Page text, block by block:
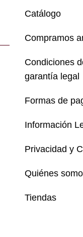
Catálogo
Compramos
Condiciones
garantía legal
Formas de
Información
Privacidad y
Quiénes
Tiendas